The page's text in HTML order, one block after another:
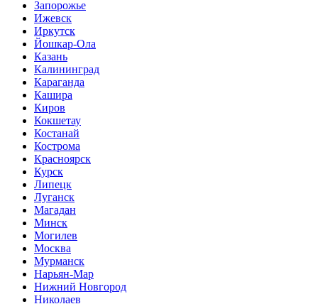
Запорожье
Ижевск
Иркутск
Йошкар-Ола
Казань
Калининград
Караганда
Кашира
Киров
Кокшетау
Костанай
Кострома
Красноярск
Курск
Липецк
Луганск
Магадан
Минск
Могилев
Москва
Мурманск
Нарьян-Мар
Нижний Новгород
Николаев